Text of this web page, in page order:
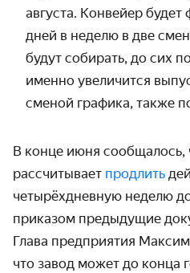
августа. Конвейер
дней в неделю в две
будут собирать, до сих
именно увеличится
сменой графика, также
В конце июня сообщалось,
рассчитывает продлить
четырёхдневную неделю
приказом предыдущие
Глава предприятия
что завод может до конца